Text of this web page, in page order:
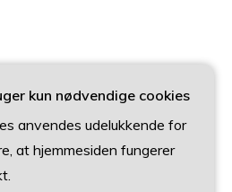
kun nødvendige cookies
anvendes udelukkende for
at hjemmesiden fungerer